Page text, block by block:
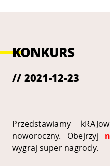
KONKURS
// 2021-12-23
Przedstawiamy
noworoczny. Obejrzyj
wygraj super nagrody.